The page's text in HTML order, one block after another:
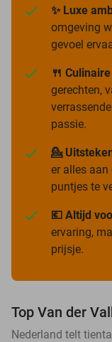
✨ Luxe
omgeving
gevoel
🍴
gerechten,
passie.
💁
er alles
puntjes te
💶 Altijd
ervaring,
prijsje.
Top Van der
Nederland telt